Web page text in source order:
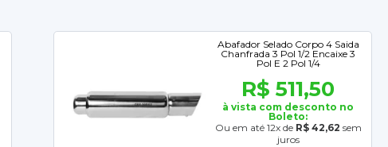
Abafador Selado Corpo 4 Saida
Chanfrada 3 Pol 1/2 Encaixe 3
Pol E 2 Pol 1/4
R$ 511,50
à vista com desconto no
Boleto:
Ou em até 12x de R$ 42,62 sem
juros